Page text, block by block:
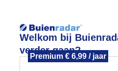
Welkom bij
verder gaan?
Premium € 6,99 / jaar